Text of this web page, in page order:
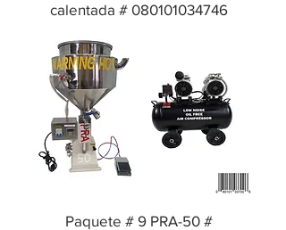
calentada # 080101034746
Paquete # 9 PRA-50 #